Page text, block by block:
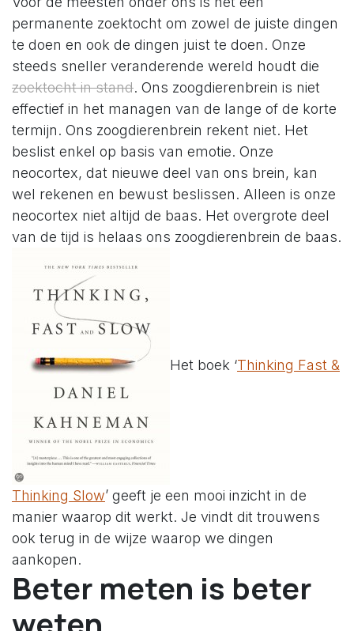
permanente zoektocht om zowel de juiste dingen
te doen en ook de dingen juist te doen. Onze
steeds sneller veranderende wereld houdt die
zoektocht in stand. Ons zoogdierenbrein is niet
effectief in het managen van de lange of de korte
termijn. Ons zoogdierenbrein rekent niet. Het
beslist enkel op basis van emotie. Onze
neocortex, dat nieuwe deel van ons brein, kan
wel rekenen en bewust beslissen. Alleen is onze
neocortex niet altijd de baas. Het overgrote deel
van de tijd is helaas ons zoogdierenbrein de baas.
Het boek ‘Thinking Fast &
Thinking Slow’ geeft je een mooi inzicht in de
manier waarop dit werkt. Je vindt dit trouwens
ook terug in de wijze waarop we dingen
aankopen.
Beter meten is beter